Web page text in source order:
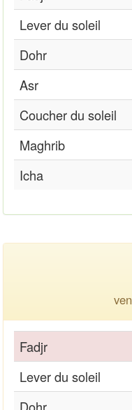
Lever du soleil
Dohr
Asr
Coucher du soleil
Maghrib
Icha
Fadjr
Lever du soleil
Dohr